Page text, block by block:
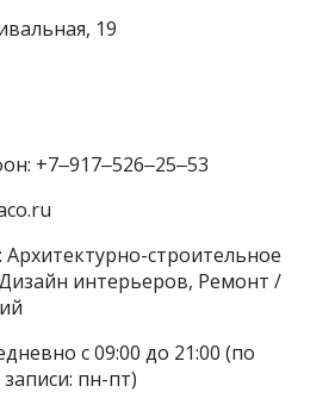
19
+7‒917‒526‒25‒53
Архитектурно-строительное
интерьеров, Ремонт /
с 09:00 до 21:00 (по
пн-пт)